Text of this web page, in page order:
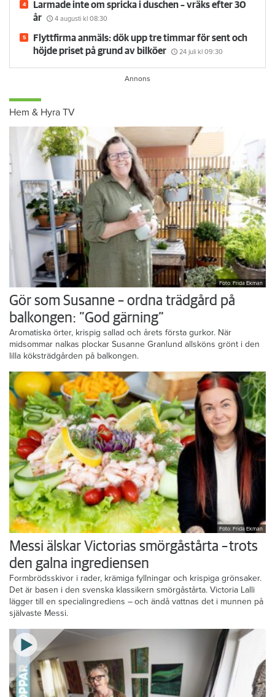
Larmade inte om spricka i duschen – vräks efter 30
år
4 augusti kl 08:30
Flyttfirma anmäls: dök upp tre timmar för sent och
höjde priset på grund av bilköer
24 juli kl 09:30
Hem & Hyra TV
Foto: Frida Ekman
Gör som Susanne – ordna trädgård på
balkongen: ”God gärning”
Aromatiska örter, krispig sallad och årets första gurkor. När
midsommar nalkas plockar Susanne Granlund allsköns grönt i den
lilla köksträdgården på balkongen.
Foto: Frida Ekman
Messi älskar Victorias smörgåstårta – trots
den galna ingrediensen
Formbrödsskivor i rader, krämiga fyllningar och krispiga grönsaker.
Det är basen i den svenska klassikern smörgåstårta. Victoria Lalli
lägger till en specialingrediens – och ändå vattnas det i munnen på
självaste Messi.